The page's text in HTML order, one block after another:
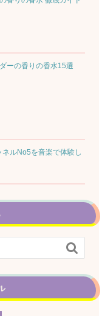
ーの香りの香水15選
ルNo5を音楽で体験し
